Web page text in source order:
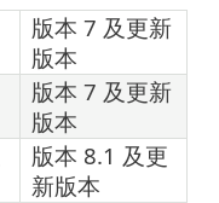
版本 7 及更新
版本
版本 7 及更新
版本
版本 8.1 及更
新版本